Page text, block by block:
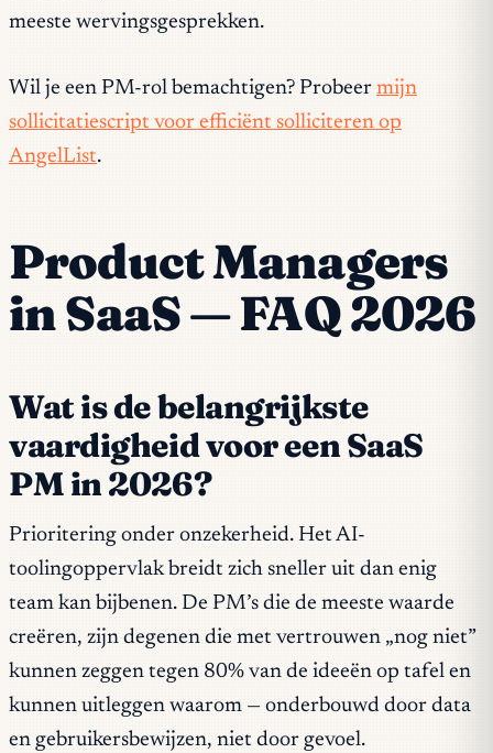
meeste wervingsgesprekken.
Wil je een PM-rol bemachtigen? Probeer mijn
sollicitatiescript voor efficiënt solliciteren op
AngelList.
Product Managers
in SaaS — FAQ 2026
Wat is de belangrijkste
vaardigheid voor een SaaS
PM in 2026?
Prioritering onder onzekerheid. Het AI-
toolingoppervlak breidt zich sneller uit dan enig
team kan bijbenen. De PM’s die de meeste waarde
creëren, zijn degenen die met vertrouwen „nog niet”
kunnen zeggen tegen 80% van de ideeën op tafel en
kunnen uitleggen waarom — onderbouwd door data
en gebruikersbewijzen, niet door gevoel.